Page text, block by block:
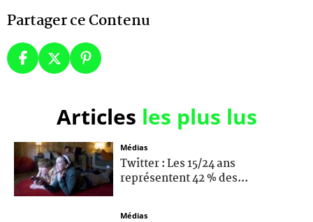
Partager ce Contenu
Articles les plus lus
Médias
Twitter : Les 15/24 ans
représentent 42 % des...
Médias